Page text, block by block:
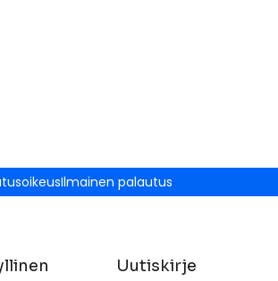
Ilmainen palautus
Uutiskirje